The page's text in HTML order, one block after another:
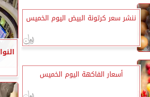
ننشر سعر كرتونة البيض اليوم الخميس
أسعار الفاكهة اليوم الخميس